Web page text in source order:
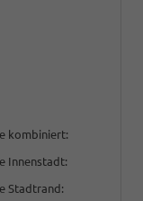
kombiniert:
Innenstadt:
Stadtrand: